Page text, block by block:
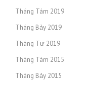
Tháng Tám 2019
Tháng Bảy 2019
Tháng Tư 2019
Tháng Tám 2015
Tháng Bảy 2015